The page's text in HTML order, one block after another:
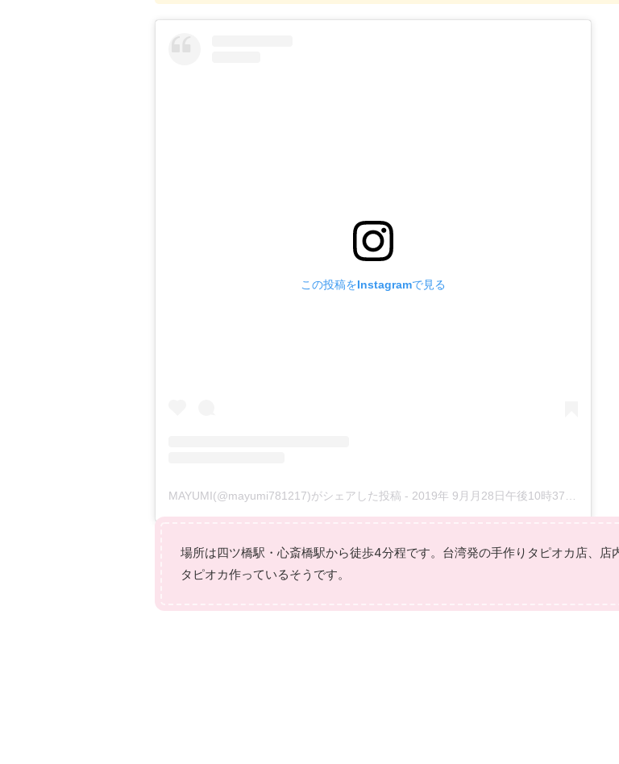
この投稿をInstagramで見る
MAYUMI(@mayumi781217)がシェアした投稿 - 2019年 9月月28日午後10時37分PDT
場所は四ツ橋駅・心斎橋駅から徒歩4分程です。台湾発の手作りタピオカ店、店
タピオカ作っているそうです。